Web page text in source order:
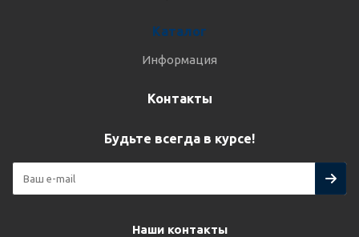
Каталог
Информация
Контакты
Будьте всегда в курсе!
Наши контакты